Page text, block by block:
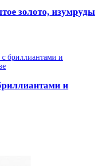
золото, изумруды
и